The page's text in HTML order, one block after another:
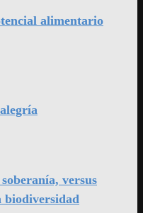
alimentario
versus
biodiversidad